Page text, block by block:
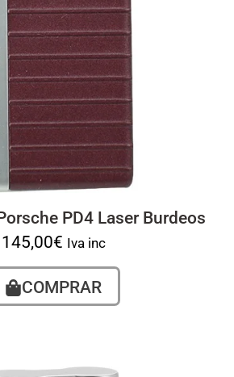
PD4 Laser Burdeos
145,00€ Iva inc
COMPRAR